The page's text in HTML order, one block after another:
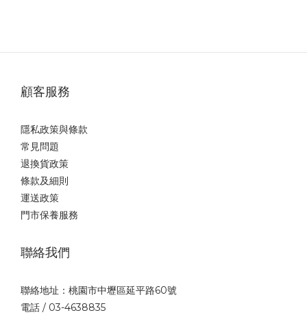
顧客服務
隱私政策與條款
常見問題
退換貨政策
條款及細則
運送政策
門市保養服務
聯絡我們
聯絡地址：桃園市中壢區延平路60號
電話 / 03-4638835